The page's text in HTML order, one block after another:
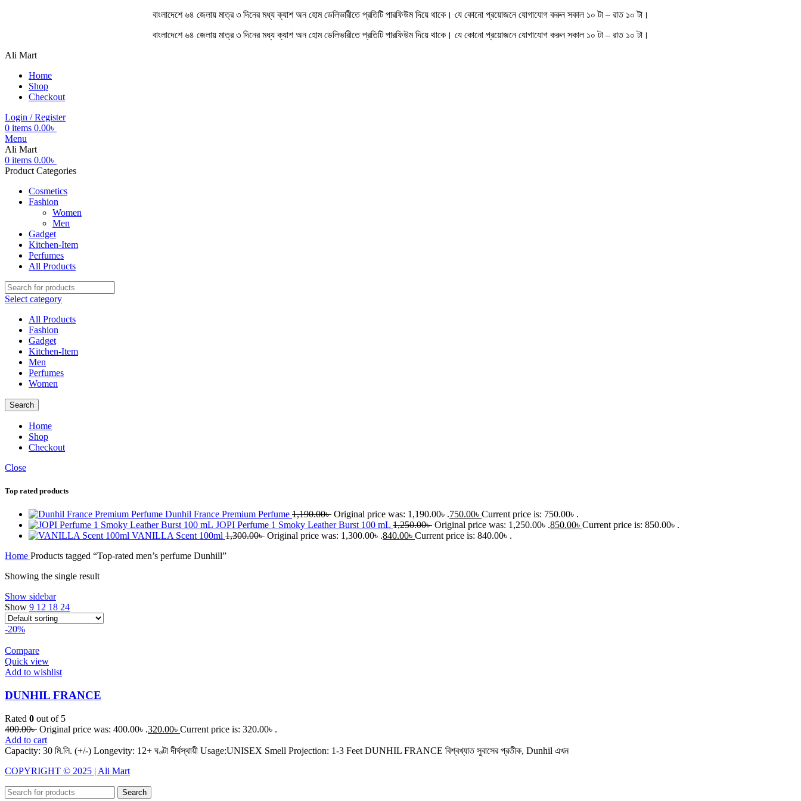
বাংলাদেশে ৬৪ জেলায় মাত্র ৩ দিনের মধ্য ক্যাশ অন হোম ডেলিভারীতে প্রতিটি পারফিউম দিয়ে থাকে। যে কোনো প্রয়োজনে যোগাযোগ করুন সকাল ১০ টা – রাত ১০ টা।
বাংলাদেশে ৬৪ জেলায় মাত্র ৩ দিনের মধ্য ক্যাশ অন হোম ডেলিভারীতে প্রতিটি পারফিউম দিয়ে থাকে। যে কোনো প্রয়োজনে যোগাযোগ করুন সকাল ১০ টা – রাত ১০ টা।
Ali Mart
Home
Shop
Checkout
Login / Register
0 items 0.00৳
Menu
Ali Mart
0 items 0.00৳
Product Categories
Cosmetics
Fashion
Women
Men
Gadget
Kitchen-Item
Perfumes
All Products
Select category
All Products
Fashion
Gadget
Kitchen-Item
Men
Perfumes
Women
Search
Home
Shop
Checkout
Close
Top rated products
Dunhil France Premium Perfume 1,190.00৳ Original price was: 1,190.00৳ .750.00৳ Current price is: 750.00৳ .
JOPI Perfume 1 Smoky Leather Burst 100 mL 1,250.00৳ Original price was: 1,250.00৳ .850.00৳ Current price is: 850.00৳ .
VANILLA Scent 100ml 1,300.00৳ Original price was: 1,300.00৳ .840.00৳ Current price is: 840.00৳ .
Home Products tagged “Top-rated men’s perfume Dunhill”
Showing the single result
Show sidebar
Show 9 12 18 24
-20%
Compare
Quick view
Add to wishlist
DUNHIL FRANCE
Rated 0 out of 5
400.00৳ Original price was: 400.00৳ .320.00৳ Current price is: 320.00৳ .
Add to cart
Capacity: 30 মি.লি. (+/-) Longevity: 12+ ঘণ্টা দীর্ঘস্থায়ী Usage:UNISEX Smell Projection: 1-3 Feet DUNHIL FRANCE বিশ্বখ্যাত সুবাসের প্রতীক, Dunhil এখন
COPYRIGHT © 2025 | Ali Mart
Search